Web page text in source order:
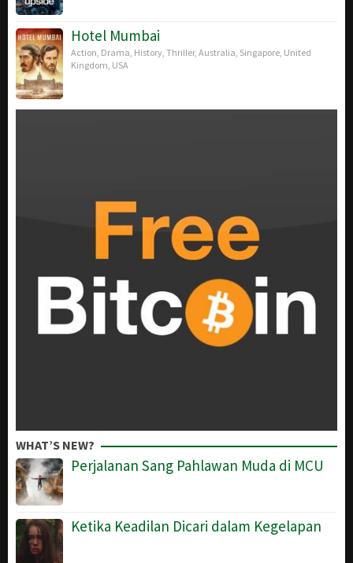
Hotel Mumbai
Action Drama History Thriller, Australia Singapore United
Kingdom USA
WHAT’S NEW?
Perjalanan Sang Pahlawan Muda di MCU
Ketika Keadilan Dicari dalam Kegelapan